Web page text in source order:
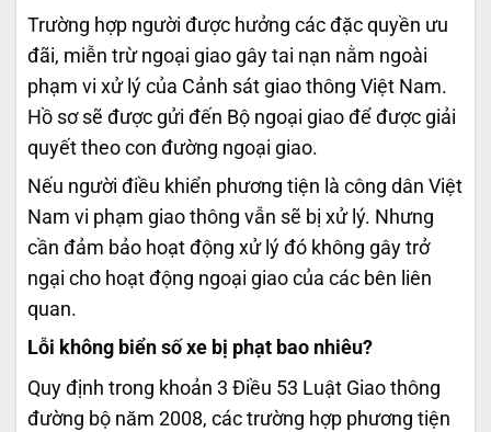
Trường hợp người được hưởng các đặc quyền ưu
đãi, miễn trừ ngoại giao gây tai nạn nằm ngoài
phạm vi xử lý của Cảnh sát giao thông Việt Nam.
Hồ sơ sẽ được gửi đến Bộ ngoại giao để được giải
quyết theo con đường ngoại giao.
Nếu người điều khiển phương tiện là công dân Việt
Nam vi phạm giao thông vẫn sẽ bị xử lý. Nhưng
cần đảm bảo hoạt động xử lý đó không gây trở
ngại cho hoạt động ngoại giao của các bên liên
quan.
Lỗi không biển số xe bị phạt bao nhiêu?
Quy định trong khoản 3 Điều 53 Luật Giao thông
đường bộ năm 2008, các trường hợp phương tiện